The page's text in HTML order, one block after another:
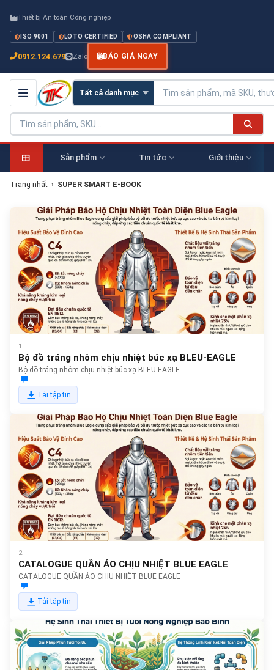
Thiết bị An toàn Công nghiệp
ISO 9001 LOTO CERTIFIED OSHA COMPLIANT
0912.124.679 Zalo BÁO GIÁ NGAY
Sản phẩm Tin tức Giới thiệu
Trang nhất › SUPER SMART E-BOOK
1
Bộ đồ tráng nhôm chịu nhiệt búc xạ BLEU-EAGLE
Bộ đồ tráng nhôm chịu nhiệt búc xạ BLEU-EAGLE
Tải tập tin
2
CATALOGUE QUẦN ÁO CHỊU NHIỆT BLUE EAGLE
CATALOGUE QUẦN ÁO CHỊU NHIỆT BLUE EAGLE
Tải tập tin